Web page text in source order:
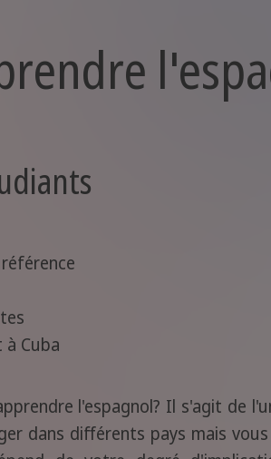
à Cuba
l'espagnol? Il s'agit de
dans différents pays mais